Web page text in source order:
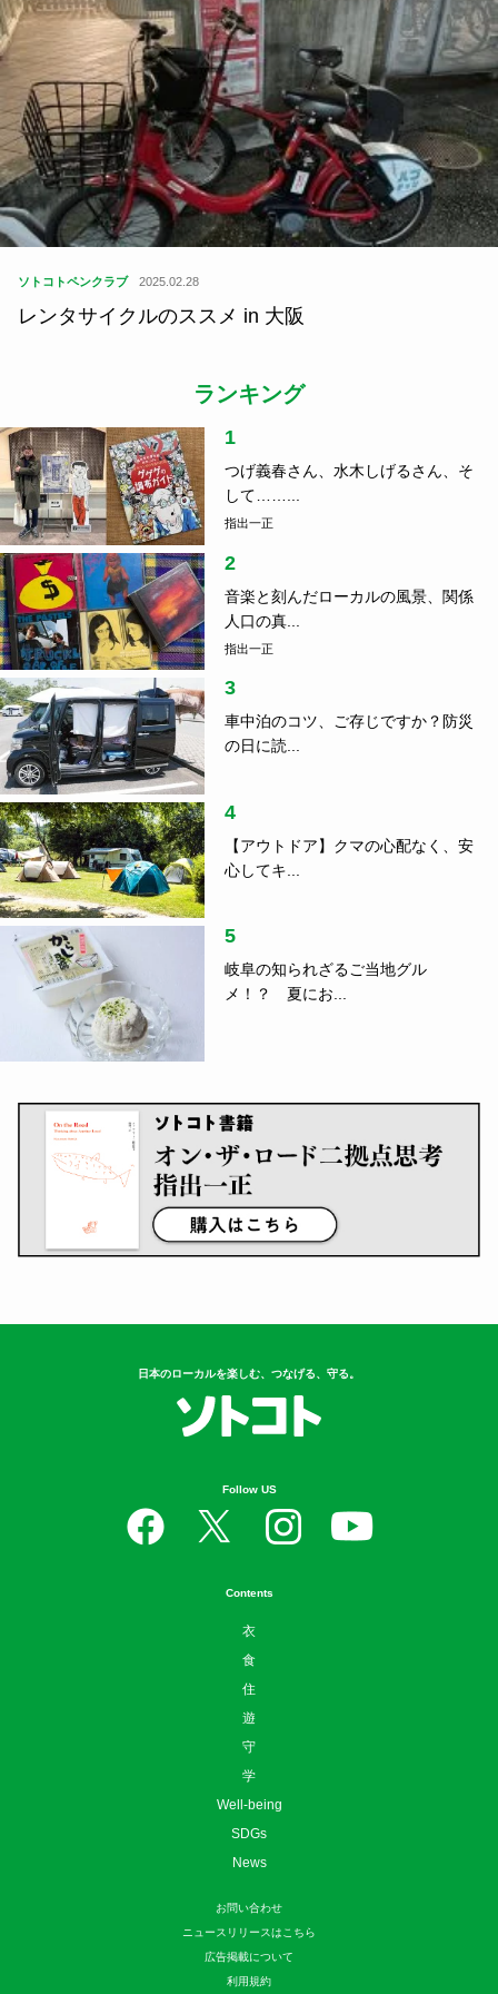
ソトコトペンクラブ 2025.02.28
レンタサイクルのススメ in 大阪
ランキング
1
つげ義春さん、水木しげるさん、そ
して……...
指出一正
2
音楽と刻んだローカルの風景、関係
人口の真...
指出一正
3
車中泊のコツ、ご存じですか？防災
の日に読...
4
【アウトドア】クマの心配なく、安
心してキ...
5
岐阜の知られざるご当地グル
メ！？ 夏にお...
日本のローカルを楽しむ、つなげる、守る。
Follow US
Contents
衣
食
住
遊
守
学
Well-being
SDGs
News
お問い合わせ
ニュースリリースはこちら
広告掲載について
利用規約